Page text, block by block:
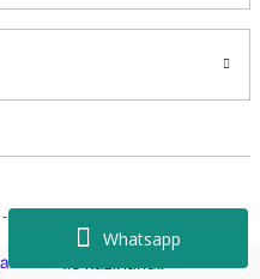
Whatsapp
Hakları Saklıdır.